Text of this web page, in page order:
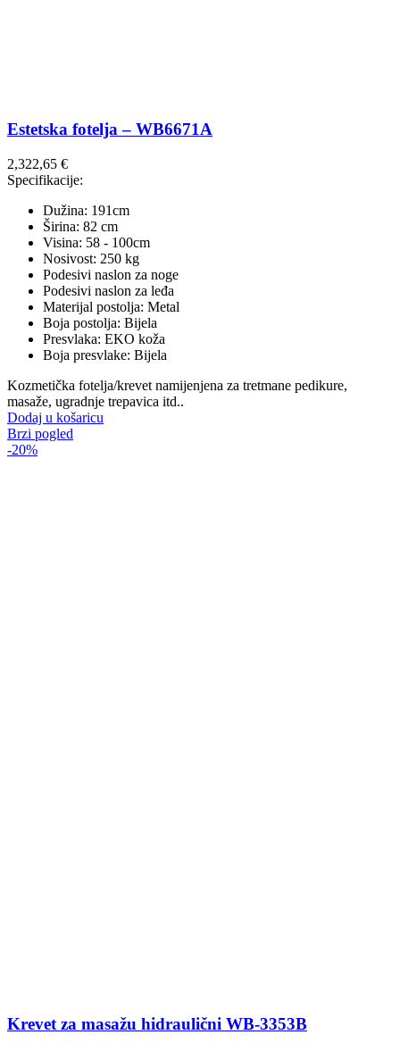
Estetska fotelja – WB6671A
2,322,65 €
Specifikacije:
Dužina: 191cm
Širina: 82 cm
Visina: 58 - 100cm
Nosivost: 250 kg
Podesivi naslon za noge
Podesivi naslon za leđa
Materijal postolja: Metal
Boja postolja: Bijela
Presvlaka: EKO koža
Boja presvlake: Bijela
Kozmetička fotelja/krevet namijenjena za tretmane pedikure,
masaže, ugradnje trepavica itd..
Dodaj u košaricu
Brzi pogled
-20%
Krevet za masažu hidraulični WB-3353B